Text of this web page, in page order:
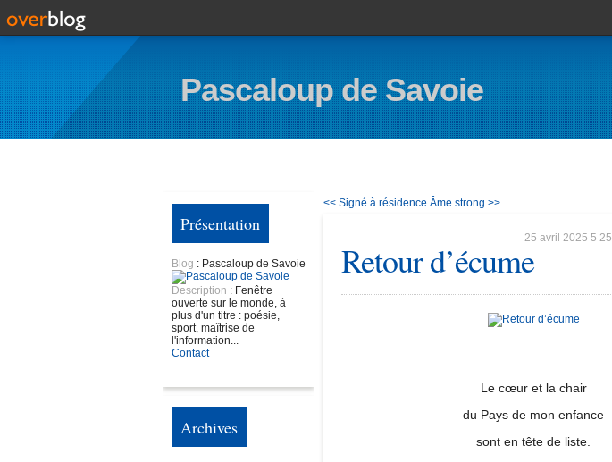
Pascaloup de Savoie
Présentation
Blog : Pascaloup de Savoie
Description : Fenêtre
ouverte sur le monde, à
plus d'un titre : poésie,
sport, maîtrise de
l'information...
Contact
Archives
<< Signé à résidence Âme strong >>
25 avril 2025 5 25
Retour d’écume
Le cœur et la chair
du Pays de mon enfance
sont en tête de liste.